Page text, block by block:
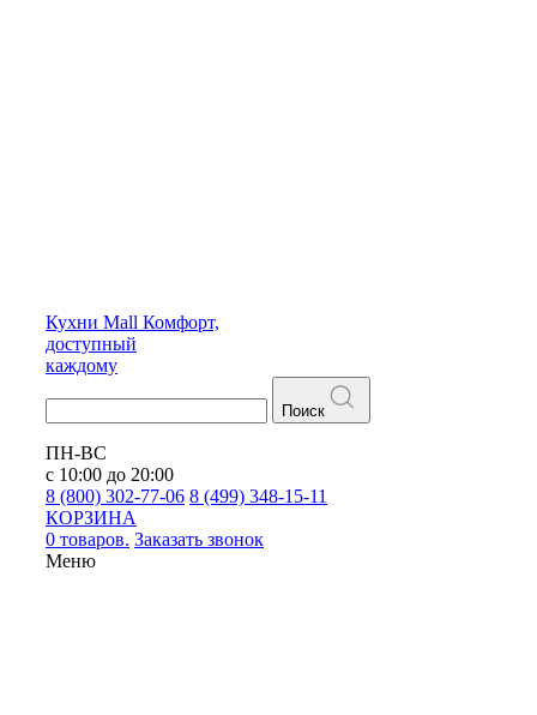
Кухни Mall Комфорт,
доступный
каждому
Поиск
ПН-ВС
с 10:00 до 20:00
8 (800) 302-77-06 8 (499) 348-15-11
КОРЗИНА
0 товаров. Заказать звонок
Меню